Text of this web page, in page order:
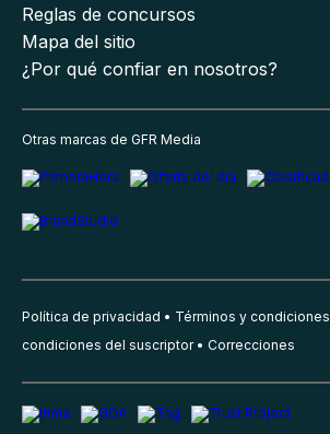
Reglas de concursos
Mapa del sitio
¿Por qué confiar en nosotros?
Otras marcas de GFR Media
Política de privacidad Términos y condiciones
condiciones del suscriptor
Correcciones